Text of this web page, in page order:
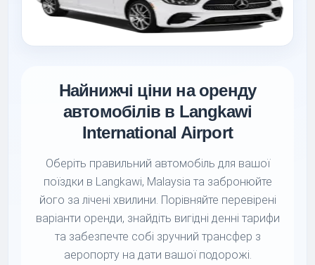
Найнижчі ціни на оренду
автомобілів в Langkawi
International Airport
Оберіть правильний автомобіль для вашої
поїздки в Langkawi, Malaysia та забронюйте
його за лічені хвилини. Порівняйте перевірені
варіанти оренди, знайдіть вигідні денні тарифи
та забезпечте собі зручний трансфер з
аеропорту на дати вашої подорожі.